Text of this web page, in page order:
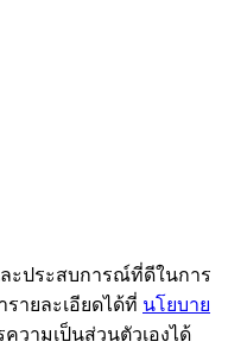
ะประสบการณ์ที่ดีในการ
ายละเอียดได้ที่ นโยบาย
วามเป็นส่วนตัวเองได้